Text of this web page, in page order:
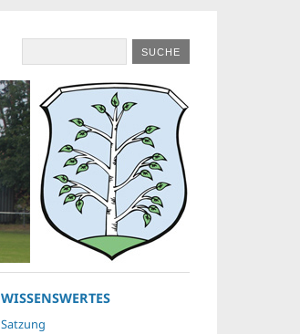
WISSENSWERTES
Satzung